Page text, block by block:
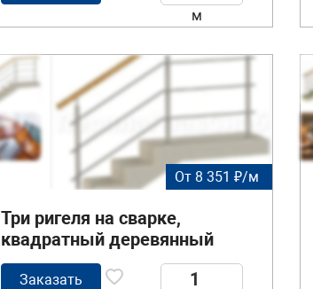
м
От 8 351 ₽/м
Три ригеля на сварке,
квадратный деревянный
поручень и круглые стойки
Заказать